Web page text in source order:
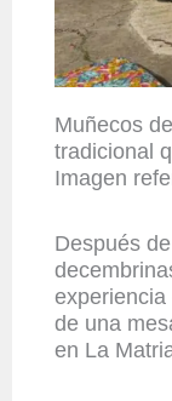
Muñecos
tradicional
Imagen
Después
experiencia
de una
en La